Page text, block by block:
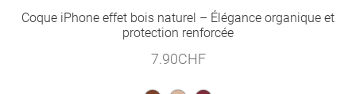
Coque iPhone effet bois naturel – Élégance organique et
protection renforcée
7.90CHF